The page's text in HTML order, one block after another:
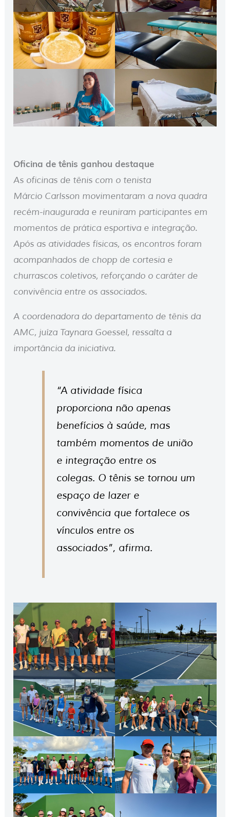
Oficina de tênis ganhou destaque
As oficinas de tênis com o tenista
Márcio Carlsson movimentaram a nova quadra
recém-inaugurada e reuniram participantes em
momentos de prática esportiva e integração.
Após as atividades físicas, os encontros foram
acompanhados de chopp de cortesia e
churrascos coletivos, reforçando o caráter de
convivência entre os associados.
A coordenadora do departamento de tênis da
AMC, juíza Taynara Goessel, ressalta a
importância da iniciativa.
“A atividade física
proporciona não apenas
benefícios à saúde, mas
também momentos de união
e integração entre os
colegas. O tênis se tornou um
espaço de lazer e
convivência que fortalece os
vínculos entre os
associados”, afirma.